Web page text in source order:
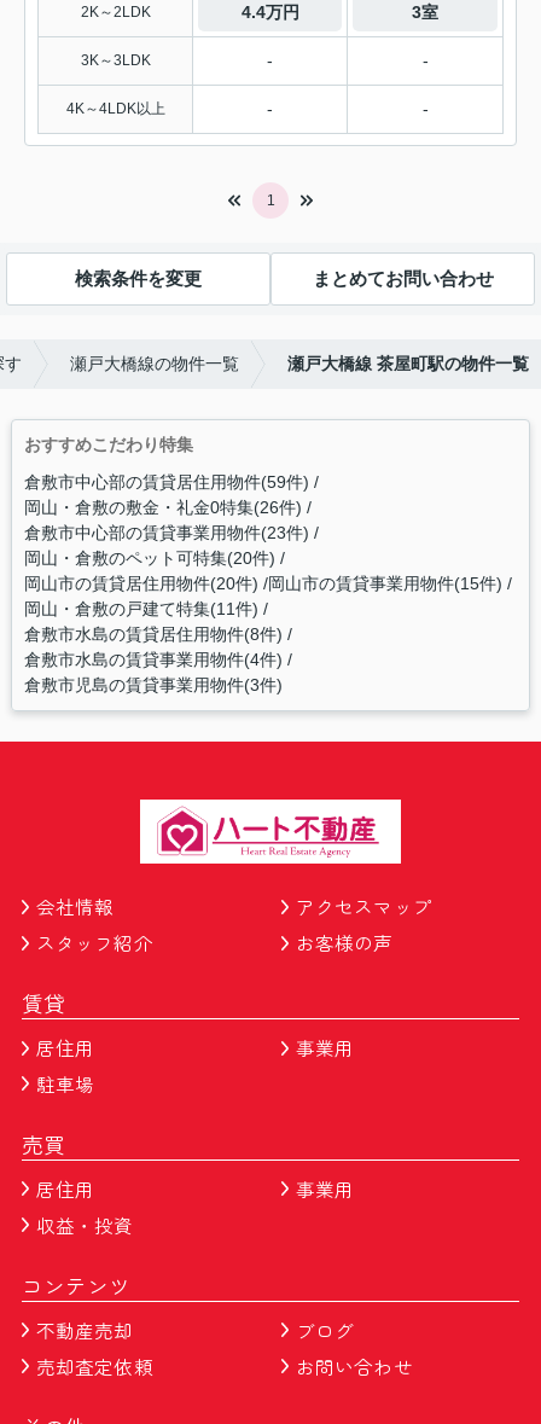
2K～2LDK 4.4万円 3室
3K～3LDK - -
4K～4LDK以上 - -
1
検索条件を変更 まとめてお問い合わせ
す 瀬戸大橋線の物件一覧 瀬戸大橋線 茶屋町駅の物件一覧
おすすめこだわり特集
倉敷市中心部の賃貸居住用物件(59件)
岡山・倉敷の敷金・礼金0特集(26件)
倉敷市中心部の賃貸事業用物件(23件)
岡山・倉敷のペット可特集(20件)
岡山市の賃貸居住用物件(20件) 岡山市の賃貸事業用物件(15件)
岡山・倉敷の戸建て特集(11件)
倉敷市水島の賃貸居住用物件(8件)
倉敷市水島の賃貸事業用物件(4件)
倉敷市児島の賃貸事業用物件(3件)
会社情報
アクセスマップ
スタッフ紹介
お客様の声
賃貸
居住用
事業用
駐車場
売買
居住用
事業用
収益・投資
コンテンツ
不動産売却
ブログ
売却査定依頼
お問い合わせ